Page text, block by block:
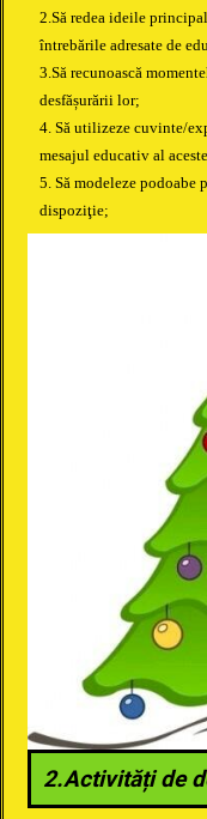
2.Să redea ideile
întrebările adresate de
3.Să recunoască
desfășurării lor;
4. Să utilizeze cuvinte/
mesajul educativ al
5. Să modeleze podoabe
dispoziţie;
2.Activități de